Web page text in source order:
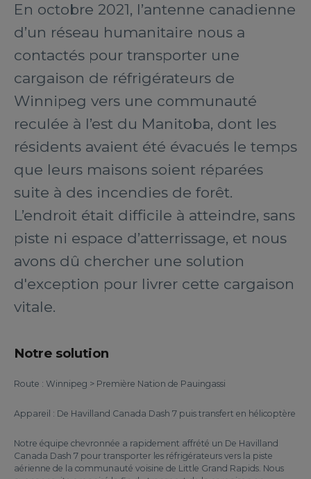
En octobre 2021, l’antenne canadienne
d’un réseau humanitaire nous a
contactés pour transporter une
cargaison de réfrigérateurs de
Winnipeg vers une communauté
reculée à l’est du Manitoba, dont les
résidents avaient été évacués le temps
que leurs maisons soient réparées
suite à des incendies de forêt.
L’endroit était difficile à atteindre, sans
piste ni espace d’atterrissage, et nous
avons dû chercher une solution
d'exception pour livrer cette cargaison
vitale.
Notre solution
Route : Winnipeg > Première Nation de Pauingassi
Appareil : De Havilland Canada Dash 7 puis transfert en hélicoptère
Notre équipe chevronnée a rapidement affrété un De Havilland
Canada Dash 7 pour transporter les réfrigérateurs vers la piste
aérienne de la communauté voisine de Little Grand Rapids. Nous